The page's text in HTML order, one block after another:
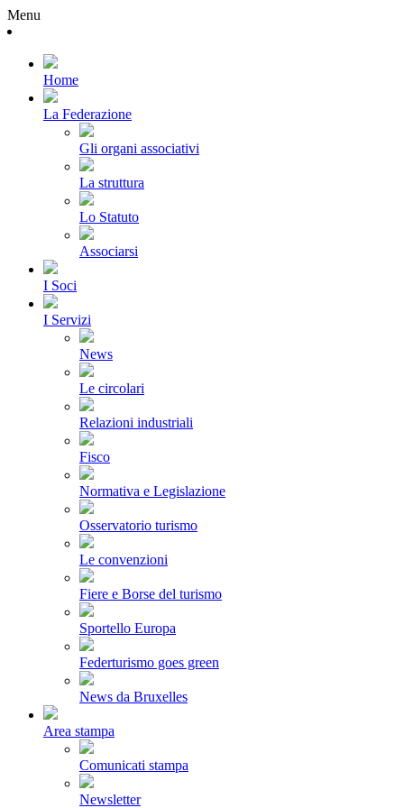
Menu
Home
La Federazione
Gli organi associativi
La struttura
Lo Statuto
Associarsi
I Soci
I Servizi
News
Le circolari
Relazioni industriali
Fisco
Normativa e Legislazione
Osservatorio turismo
Le convenzioni
Fiere e Borse del turismo
Sportello Europa
Federturismo goes green
News da Bruxelles
Area stampa
Comunicati stampa
Newsletter